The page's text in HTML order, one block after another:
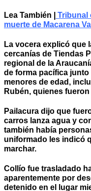
Lea También |
Tribunal
muerte de Macarena
La vocera explicó que
cercanías de Tiendas
regional de la
de forma pacífica
menores de edad,
Rubén, quienes
Pailacura dijo que
carros lanza agua y
también había
uniformado les indicó
marchar.
Collío fue trasladado
aparentemente por
detenido en el lugar